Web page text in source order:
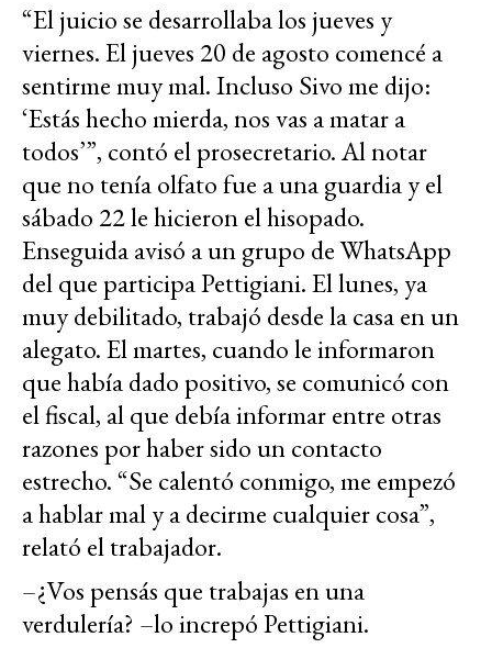
“El juicio se desarrollaba los jueves y
viernes. El jueves 20 de agosto comencé a
sentirme muy mal. Incluso Sivo me dijo:
‘Estás hecho mierda, nos vas a matar a
todos’”, contó el prosecretario. Al notar
que no tenía olfato fue a una guardia y el
sábado 22 le hicieron el hisopado.
Enseguida avisó a un grupo de WhatsApp
del que participa Pettigiani. El lunes, ya
muy debilitado, trabajó desde la casa en un
alegato. El martes, cuando le informaron
que había dado positivo, se comunicó con
el fiscal, al que debía informar entre otras
razones por haber sido un contacto
estrecho. “Se calentó conmigo, me empezó
a hablar mal y a decirme cualquier cosa”,
relató el trabajador.
–¿Vos pensás que trabajas en una
verdulería? –lo increpó Pettigiani.